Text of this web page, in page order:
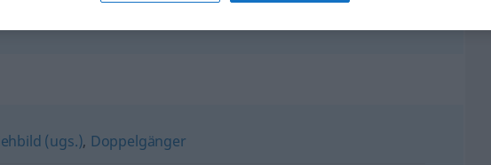
(ugs.), Doppelgänger